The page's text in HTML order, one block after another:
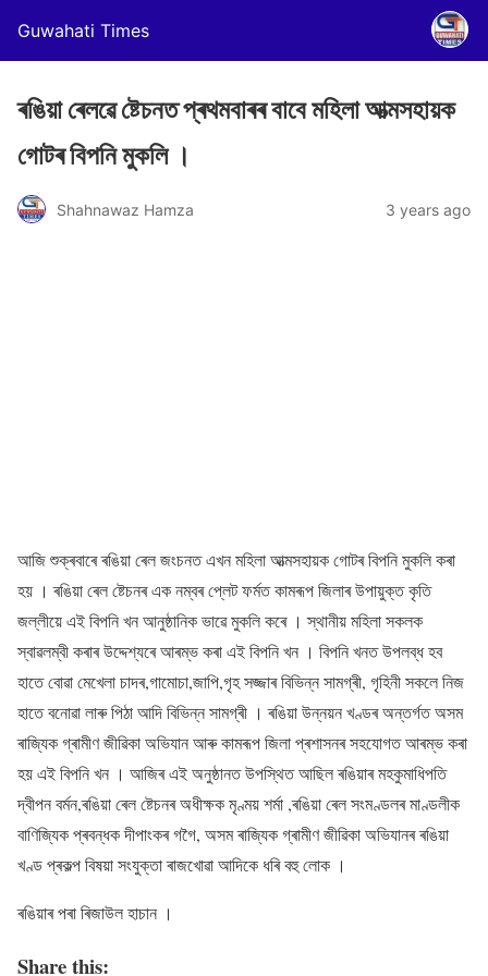
Guwahati Times
ৰঙিয়া ৰেলৱে ষ্টেচনত প্ৰথমবাৰৰ বাবে মহিলা আত্মসহায়ক
গোটৰ বিপনি মুকলি ।
Shahnawaz Hamza 3 years ago
আজি শুক্ৰবাৰে ৰঙিয়া ৰেল জংচনত এখন মহিলা আত্মসহায়ক গোটৰ বিপনি মুকলি কৰা
হয় । ৰঙিয়া ৰেল ষ্টেচনৰ এক নম্বৰ প্লেট ফৰ্মত কামৰূপ জিলাৰ উপায়ুক্ত কৃতি
জল্লীয়ে এই বিপনি খন আনুষ্ঠানিক ভাৱে মুকলি কৰে । স্থানীয় মহিলা সকলক
স্বাৱলম্বী কৰাৰ উদ্দেশ্যৰে আৰম্ভ কৰা এই বিপনি খন । বিপনি খনত উপলব্ধ হব
হাতে বোৱা মেখেলা চাদৰ,গামোচা,জাপি,গৃহ সজ্জাৰ বিভিন্ন সামগ্ৰী, গৃহিনী সকলে নিজ
হাতে বনোৱা লাৰু পিঠা আদি বিভিন্ন সামগ্ৰী । ৰঙিয়া উন্নয়ন খণ্ডৰ অন্তৰ্গত অসম
ৰাজ্যিক গ্ৰামীণ জীৱিকা অভিযান আৰু কামৰূপ জিলা প্ৰশাসনৰ সহযোগত আৰম্ভ কৰা
হয় এই বিপনি খন । আজিৰ এই অনুষ্ঠানত উপস্থিত আছিল ৰঙিয়াৰ মহকুমাধিপতি
দ্বীপন বৰ্মন,ৰঙিয়া ৰেল ষ্টেচনৰ অধীক্ষক মৃণ্ময় শৰ্মা ,ৰঙিয়া ৰেল সংমণ্ডলৰ মাণ্ডলীক
বাণিজ্যিক প্ৰবন্ধক দীপাংকৰ গগৈ, অসম ৰাজ্যিক গ্ৰামীণ জীৱিকা অভিযানৰ ৰঙিয়া
খণ্ড প্ৰকল্প বিষয়া সংযুক্তা ৰাজখোৱা আদিকে ধৰি বহু লোক ।
ৰঙিয়াৰ পৰা ৰিজাউল হাচান ।
Share this: